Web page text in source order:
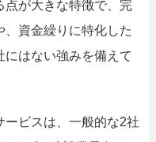
点が大きな特徴で、完
資金繰りに特化した
にはない強みを備えて
ビスは、一般的な2社